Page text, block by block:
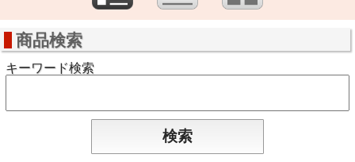
商品検索
キーワード検索